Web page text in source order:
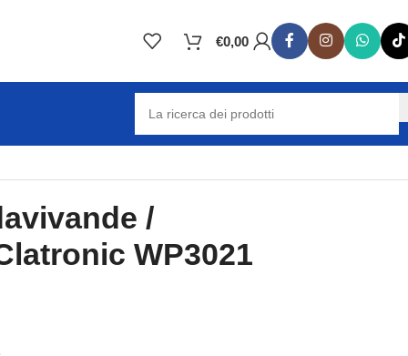
€0,00
/
WP3021